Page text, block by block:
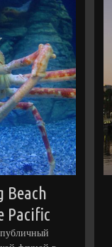
Beach
Pacific